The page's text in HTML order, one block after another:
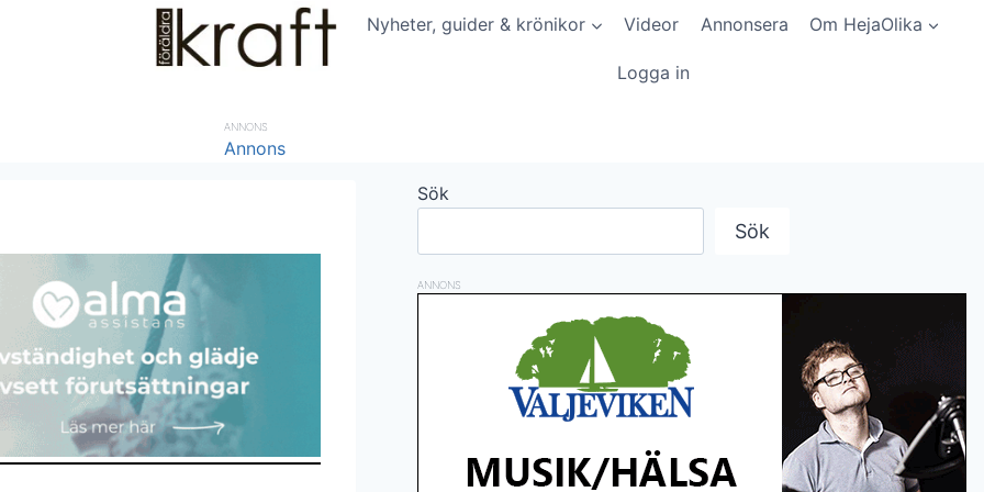
Nyheter, guider & krönikor Videor Annonsera Om HejaOlika
Logga in
ANNONS
Sök
Sök
ANNONS